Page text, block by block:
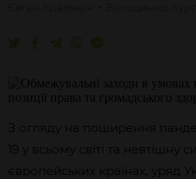
З огляду на поширення
19 у всьому світі та невтішну
європейських країнах, уряд